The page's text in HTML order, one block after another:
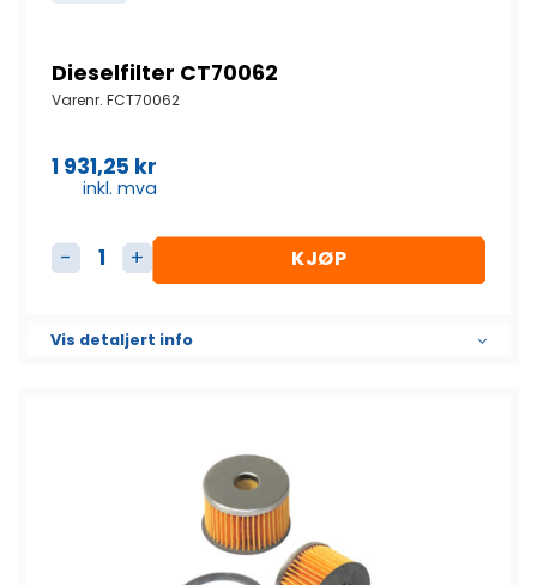
Dieselfilter CT70062
Varenr. FCT70062
1 931,25 kr
inkl. mva
Dieselfilter CT70062 antallKJØP
Vis detaljert info